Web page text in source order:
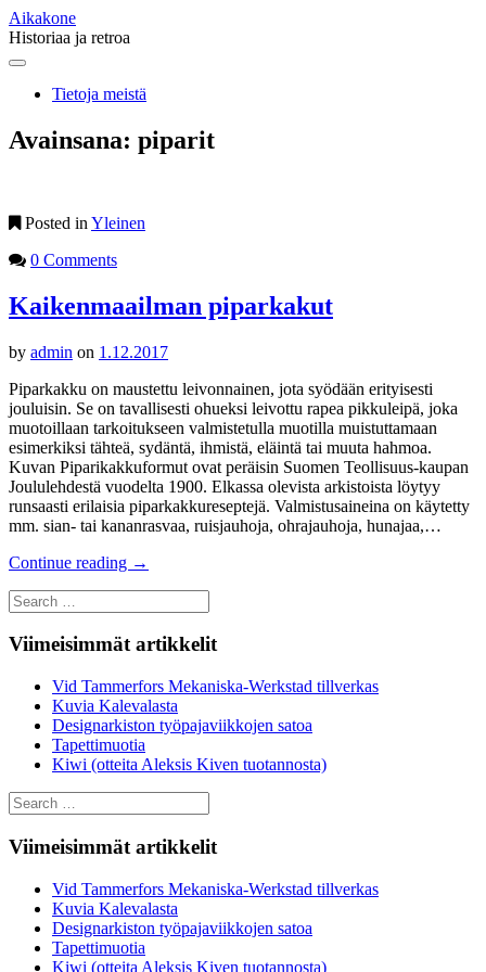
Aikakone
Historiaa ja retroa
Main
Skip
contentTietoja meistä
Avainsana: piparit
Posted in Yleinen
0 Comments
Kaikenmaailman piparkakut
by admin on 1.12.2017
Piparkakku on maustettu leivonnainen, jota syödään erityisesti
jouluisin. Se on tavallisesti ohueksi leivottu rapea pikkuleipä, joka
muotoillaan tarkoitukseen valmistetulla muotilla muistuttamaan
esimerkiksi tähteä, sydäntä, ihmistä, eläintä tai muuta hahmoa.
Kuvan Piparikakkuformut ovat peräisin Suomen Teollisuus-kaupan
Joululehdestä vuodelta 1900. Elkassa olevista arkistoista löytyy
runsaasti erilaisia piparkakkureseptejä. Valmistusaineina on käytetty
mm. sian- tai kananrasvaa, ruisjauhoja, ohrajauhoja, hunajaa,…
Continue reading →
Search
for:
Viimeisimmät artikkelit
Vid Tammerfors Mekaniska-Werkstad tillverkas
Kuvia Kalevalasta
Designarkiston työpajaviikkojen satoa
Tapettimuotia
Kiwi (otteita Aleksis Kiven tuotannosta)
Search
for:
Viimeisimmät artikkelit
Vid Tammerfors Mekaniska-Werkstad tillverkas
Kuvia Kalevalasta
Designarkiston työpajaviikkojen satoa
Tapettimuotia
Kiwi (otteita Aleksis Kiven tuotannosta)